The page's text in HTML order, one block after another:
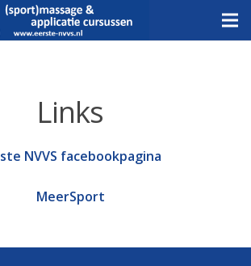
Links
NVVS facebookpagina
MeerSport